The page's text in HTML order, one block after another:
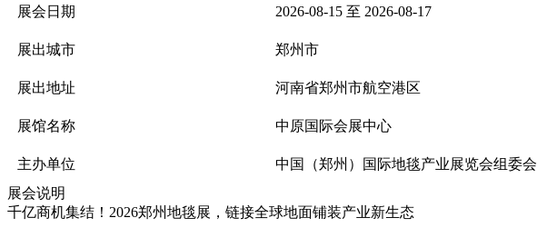
展会日期
2026-08-15 至 2026-08-17
展出城市 郑州市
展出地址 河南省郑州市航空港区
展馆名称 中原国际会展中心
主办单位
中国（郑州）国际地毯产业展览会组委会
展会说明
千亿商机集结！2026郑州地毯展，链接全球地面铺装产业新生态